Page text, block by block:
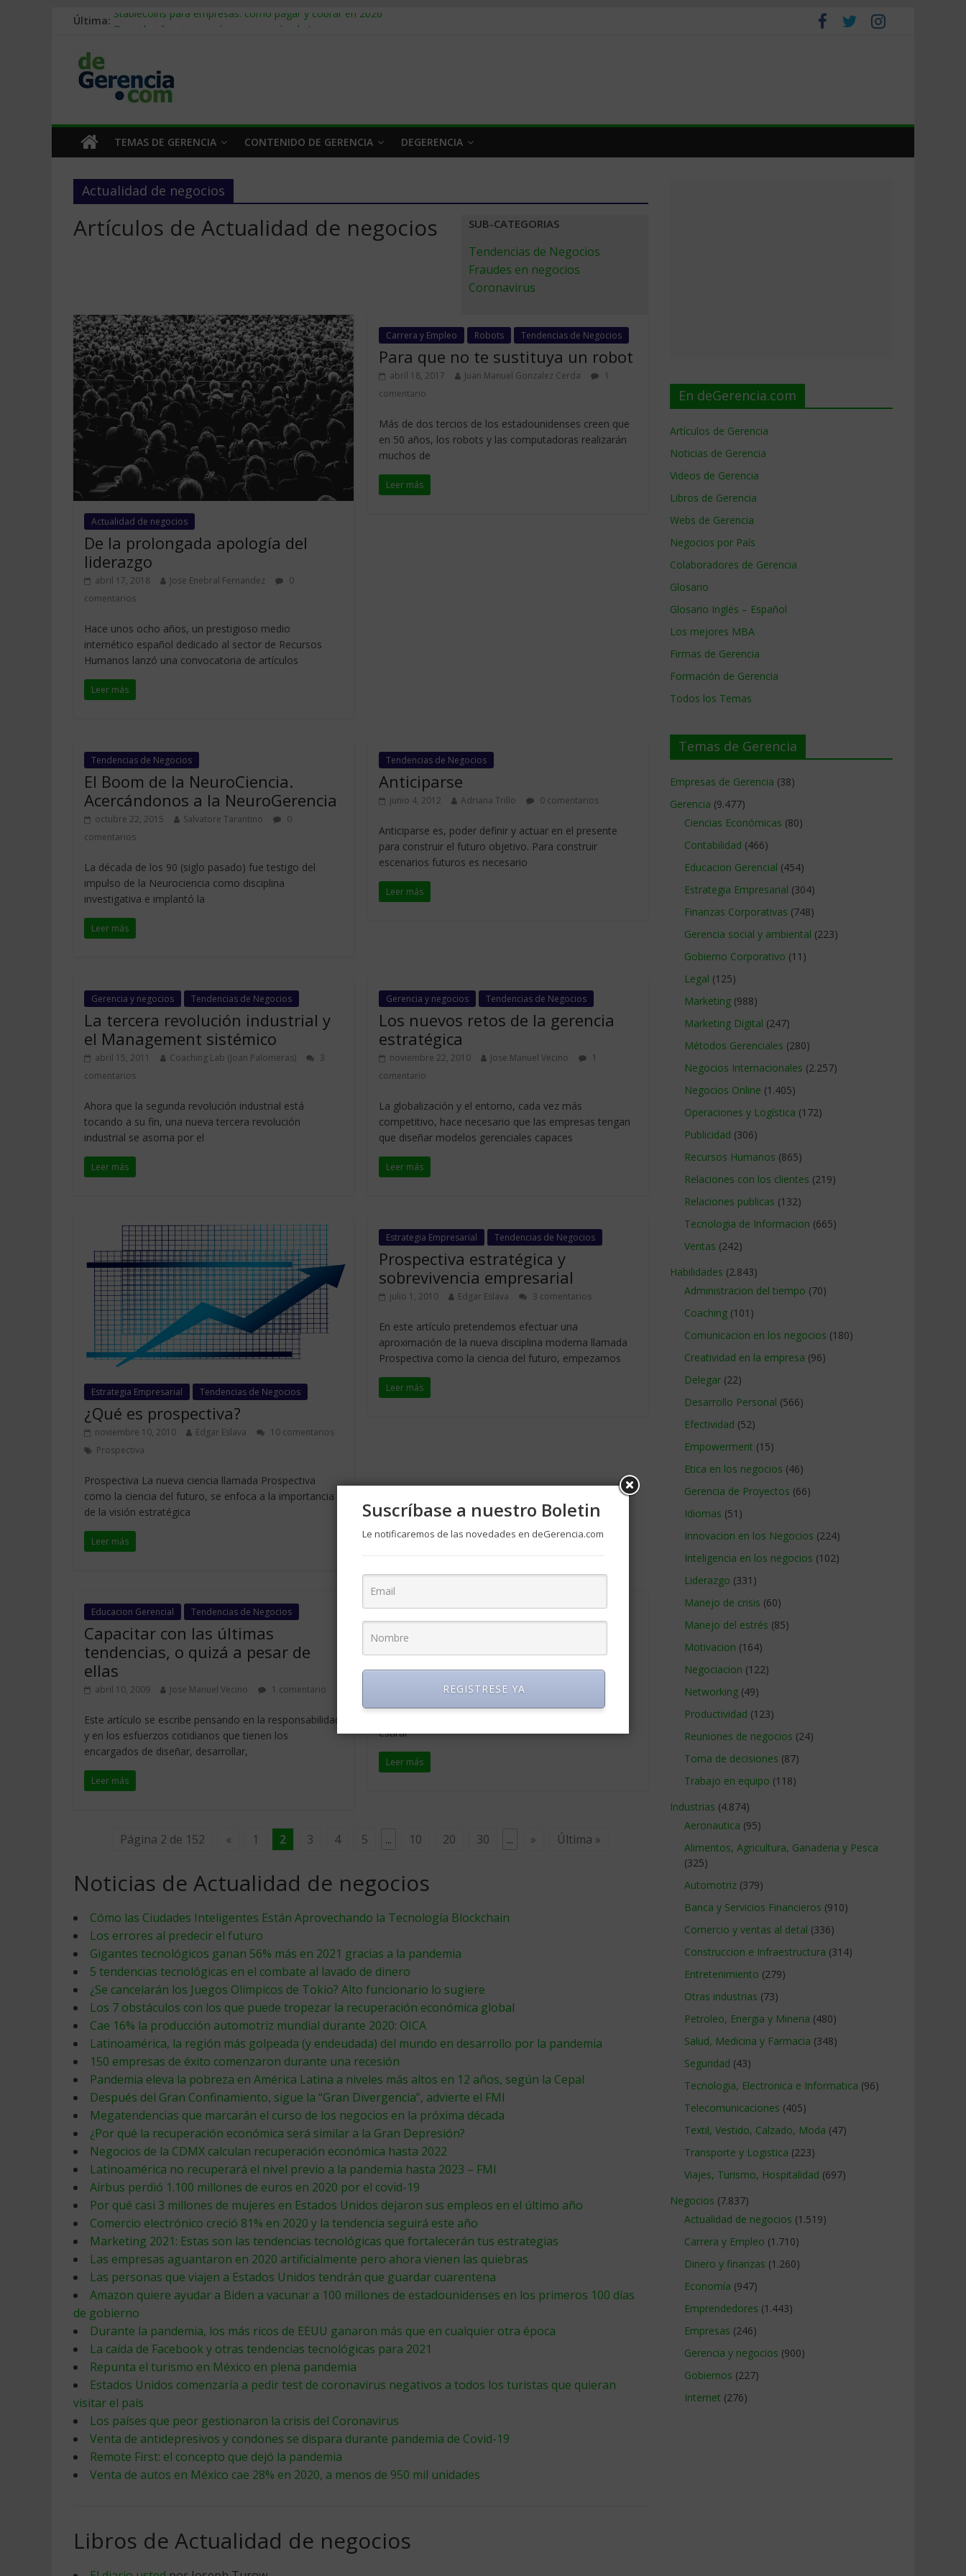
Última: Stablecoins para empresas: cómo pagar y cobrar en 2026
Trabajo forzoso en la cadena de suministro: qué hacer
Mercado hispano de EE. UU.: cómo segmentarlo y venderle
TEMAS DE GERENCIA CONTENIDO DE GERENCIA DEGERENCIA
Actualidad de negocios
SUB-CATEGORIAS
Tendencias de Negocios
Fraudes en negocios
Coronavirus
Artículos de Actualidad de negocios
Actualidad de negocios
De la prolongada apología del
liderazgo
abril 17, 2018 Jose Enebral Fernandez
0
comentarios
Hace unos ocho años, un prestigioso medio
internético español dedicado al sector de Recursos
Humanos lanzó una convocatoria de artículos
Leer más
Carrera y Empleo Robots Tendencias de Negocios
Para que no te sustituya un robot
abril 18, 2017 Juan Manuel Gonzalez Cerda
1
comentario
Más de dos tercios de los estadounidenses creen que
en 50 años, los robots y las computadoras realizarán
muchos de
Leer más
Tendencias de Negocios
El Boom de la NeuroCiencia.
Acercándonos a la NeuroGerencia
octubre 22, 2015 Salvatore Tarantino
0
comentarios
La década de los 90 (siglo pasado) fue testigo del
impulso de la Neurociencia como disciplina
investigativa e implantó la
Leer más
Tendencias de Negocios
Anticiparse
junio 4, 2012 Adriana Trillo 0 comentarios
Anticiparse es, poder definir y actuar en el presente
para construir el futuro objetivo. Para construir
escenarios futuros es necesario
Leer más
Gerencia y negocios Tendencias de Negocios
La tercera revolución industrial y
el Management sistémico
abril 15, 2011 Coaching Lab (Joan Palomeras)
3
comentarios
Ahora que la segunda revolución industrial está
tocando a su fin, una nueva tercera revolución
industrial se asoma por el
Leer más
Gerencia y negocios Tendencias de Negocios
Los nuevos retos de la gerencia
estratégica
noviembre 22, 2010 Jose Manuel Vecino
1
comentario
La globalización y el entorno, cada vez más
competitivo, hace necesario que las empresas tengan
que diseñar modelos gerenciales capaces
Leer más
Estrategia Empresarial Tendencias de Negocios
¿Qué es prospectiva?
noviembre 10, 2010 Edgar Eslava
10 comentarios
Prospectiva
Prospectiva La nueva ciencia llamada Prospectiva
como la ciencia del futuro, se enfoca a la importancia
de la visión estratégica
Leer más
Estrategia Empresarial Tendencias de Negocios
Prospectiva estratégica y
sobrevivencia empresarial
julio 1, 2010 Edgar Eslava 3 comentarios
En este artículo pretendemos efectuar una
aproximación de la nueva disciplina moderna llamada
Prospectiva como la ciencia del futuro, empezamos
Leer más
Educacion Gerencial Tendencias de Negocios
Capacitar con las últimas
tendencias, o quizá a pesar de
ellas
abril 10, 2009 Jose Manuel Vecino 1 comentario
Este artículo se escribe pensando en la responsabilidad
y en los esfuerzos cotidianos que tienen los
encargados de diseñar, desarrollar,
Leer más
Tendencias de Negocios
El camino hacia la empresa del
mañana
febrero 6, 2008 Marcelo Bonzon 1 comentario
estirar
Leer más
Página 2 de 152 « 1 2 3 4 5 ... 10 20 30 ... » Última »
Noticias de Actualidad de negocios
Cómo las Ciudades Inteligentes Están Aprovechando la Tecnología Blockchain
Los errores al predecir el futuro
Gigantes tecnológicos ganan 56% más en 2021 gracias a la pandemia
5 tendencias tecnológicas en el combate al lavado de dinero
¿Se cancelarán los Juegos Olímpicos de Tokio? Alto funcionario lo sugiere
Los 7 obstáculos con los que puede tropezar la recuperación económica global
Cae 16% la producción automotriz mundial durante 2020: OICA
Latinoamérica, la región más golpeada (y endeudada) del mundo en desarrollo por la pandemia
150 empresas de éxito comenzaron durante una recesión
Pandemia eleva la pobreza en América Latina a niveles más altos en 12 años, según la Cepal
Después del Gran Confinamiento, sigue la “Gran Divergencia”, advierte el FMI
Megatendencias que marcarán el curso de los negocios en la próxima década
¿Por qué la recuperación económica será similar a la Gran Depresión?
Negocios de la CDMX calculan recuperación económica hasta 2022
Latinoamérica no recuperará el nivel previo a la pandemia hasta 2023 – FMI
Airbus perdió 1.100 millones de euros en 2020 por el covid-19
Por qué casi 3 millones de mujeres en Estados Unidos dejaron sus empleos en el último año
Comercio electrónico creció 81% en 2020 y la tendencia seguirá este año
Marketing 2021: Estas son las tendencias tecnológicas que fortalecerán tus estrategias
Las empresas aguantaron en 2020 artificialmente pero ahora vienen las quiebras
Las personas que viajen a Estados Unidos tendrán que guardar cuarentena
Amazon quiere ayudar a Biden a vacunar a 100 millones de estadounidenses en los primeros 100 días
de gobierno
Durante la pandemia, los más ricos de EEUU ganaron más que en cualquier otra época
La caída de Facebook y otras tendencias tecnológicas para 2021
Repunta el turismo en México en plena pandemia
Estados Unidos comenzaría a pedir test de coronavirus negativos a todos los turistas que quieran
visitar el país
Los países que peor gestionaron la crisis del Coronavirus
Venta de antidepresivos y condones se dispara durante pandemia de Covid-19
Remote First: el concepto que dejó la pandemia
Venta de autos en México cae 28% en 2020, a menos de 950 mil unidades
Libros de Actualidad de negocios
En deGerencia.com
Artículos de Gerencia
Noticias de Gerencia
Videos de Gerencia
Libros de Gerencia
Webs de Gerencia
Negocios por País
Colaboradores de Gerencia
Glosario
Glosario Inglés – Español
Los mejores MBA
Firmas de Gerencia
Formación de Gerencia
Todos los Temas
Temas de Gerencia
Empresas de Gerencia (38)
Gerencia (9.477)
Ciencias Económicas (80)
Contabilidad (466)
Educacion Gerencial (454)
Estrategia Empresarial (304)
Finanzas Corporativas (748)
Gerencia social y ambiental (223)
Gobierno Corporativo (11)
Legal (125)
Marketing (988)
Marketing Digital (247)
Métodos Gerenciales (280)
Negocios Internacionales (2.257)
Negocios Online (1.405)
Operaciones y Logística (172)
Publicidad (306)
Recursos Humanos (865)
Relaciones con los clientes (219)
Relaciones publicas (132)
Tecnologia de Informacion (665)
Ventas (242)
Habilidades (2.843)
Administracion del tiempo (70)
Coaching (101)
Comunicacion en los negocios (180)
Creatividad en la empresa (96)
Delegar (22)
Desarrollo Personal (566)
Efectividad (52)
Empowerment (15)
Etica en los negocios (46)
Gerencia de Proyectos (66)
Idiomas (51)
Innovacion en los Negocios (224)
Inteligencia en los negocios (102)
Liderazgo (331)
Manejo de crisis (60)
Manejo del estrés (85)
Motivacion (164)
Negociacion (122)
Networking (49)
Productividad (123)
Reuniones de negocios (24)
Toma de decisiones (87)
Trabajo en equipo (118)
Industrias (4.874)
Aeronautica (95)
Alimentos, Agricultura, Ganaderia y Pesca
(325)
Automotriz (379)
Banca y Servicios Financieros (910)
Comercio y ventas al detal (336)
Construccion e Infraestructura (314)
Entretenimiento (279)
Otras industrias (73)
Petroleo, Energia y Mineria (480)
Salud, Medicina y Farmacia (348)
Seguridad (43)
Tecnologia, Electronica e Informatica (96)
Telecomunicaciones (405)
Textil, Vestido, Calzado, Moda (47)
Transporte y Logistica (223)
Viajes, Turismo, Hospitalidad (697)
Negocios (7.837)
Actualidad de negocios (1.519)
Carrera y Empleo (1.710)
Dinero y finanzas (1.260)
Economía (947)
Emprendedores (1.443)
Empresas (246)
Gerencia y negocios (900)
Gobiernos (227)
Internet (276)
Suscríbase a nuestro Boletin
Le notificaremos de las novedades en deGerencia.com
REGISTRESE YA